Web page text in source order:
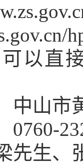
以直
山市黄
生、